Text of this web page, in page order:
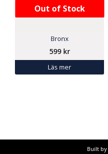
Out of Stock
Bronx
599 kr
Läs mer
Built by